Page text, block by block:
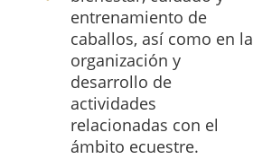
entrenamiento de
caballos, así como en la
organización y
desarrollo de
actividades
relacionadas con el
ámbito ecuestre.